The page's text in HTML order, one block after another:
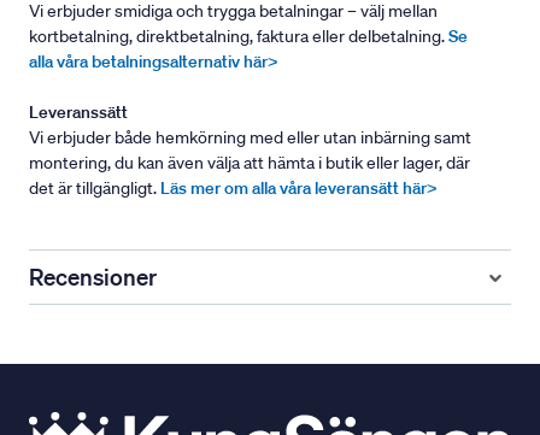
Vi erbjuder smidiga och trygga betalningar – välj mellan
kortbetalning, direktbetalning, faktura eller delbetalning.Se
alla våra betalningsalternativ här>
Leveranssätt
Vi erbjuder både hemkörning med eller utan inbärning samt
montering, du kan även välja att hämta i butik eller lager, där
det är tillgängligt. Läs mer om alla våra leveransätt här>
Recensioner